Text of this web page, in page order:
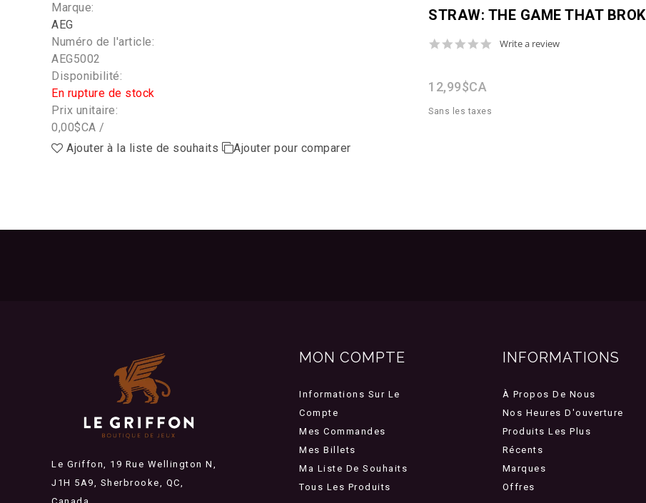
STRAW: THE GAME THAT
0.0
Write a review
12,99$CA
Sans les taxes
Marque:
AEG
Numéro de l'article:
AEG5002
Disponibilité:
En rupture de stock
Prix unitaire:
0,00$CA /
Ajouter à la liste de souhaits
Ajouter pour comparer
Le Griffon, 19 Rue Wellington N,
J1H 5A9, Sherbrooke, QC,
MON COMPTE
Informations Sur Le
Compte
Mes Commandes
Mes Billets
Ma Liste De Souhaits
Tous Les Produits
INFORMATIONS
À Propos De Nous
Nos Heures D'ouverture
Produits Les Plus
Récents
Marques
Offres